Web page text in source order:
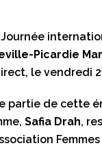
Picardie
le vendredi
partie de cette
Safia Drah,